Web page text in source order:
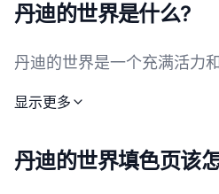
丹迪的世界是什么?
丹迪的世界是一个充满活力
年龄段爱好者的创造力和快
和青少年。丹迪的世界已成
题，提供丰富多彩的场景和
显示更多
丹迪的世界填色页该